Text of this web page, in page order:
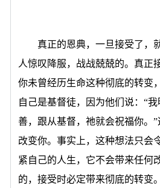
真正的恩典，一旦接受了，
人惊叹降服，战战兢兢的。真正
你未曾经历生命这种彻底的转变
自己是基督徒，因为他们说：“
善，跟从基督，祂就会祝福你。
改变你。事实上，这种想法只会
紧自己的人生，它不会带来任何
的，接受时必定带来彻底的转变